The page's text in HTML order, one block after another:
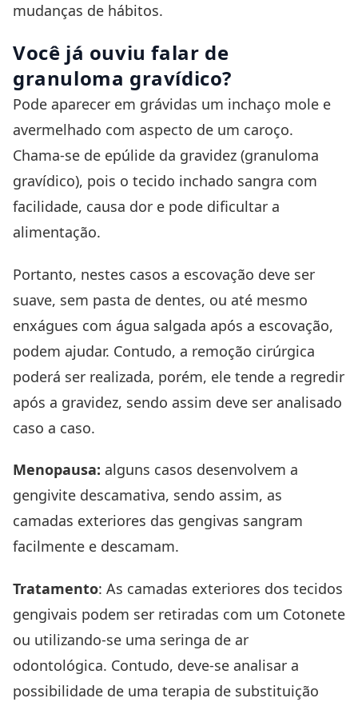
mudanças de hábitos.
Você já ouviu falar de
granuloma gravídico?
Pode aparecer em grávidas um inchaço mole e
avermelhado com aspecto de um caroço.
Chama-se de epúlide da gravidez (granuloma
gravídico), pois o tecido inchado sangra com
facilidade, causa dor e pode dificultar a
alimentação.
Portanto, nestes casos a escovação deve ser
suave, sem pasta de dentes, ou até mesmo
enxágues com água salgada após a escovação,
podem ajudar. Contudo, a remoção cirúrgica
poderá ser realizada, porém, ele tende a regredir
após a gravidez, sendo assim deve ser analisado
caso a caso.
Menopausa: alguns casos desenvolvem a
gengivite descamativa, sendo assim, as
camadas exteriores das gengivas sangram
facilmente e descamam.
Tratamento: As camadas exteriores dos tecidos
gengivais podem ser retiradas com um Cotonete
ou utilizando-se uma seringa de ar
odontológica. Contudo, deve-se analisar a
possibilidade de uma terapia de substituição